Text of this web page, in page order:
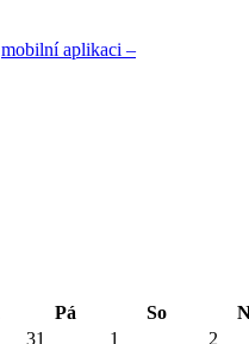
mobilní aplikaci –
Pá So
31 1 2